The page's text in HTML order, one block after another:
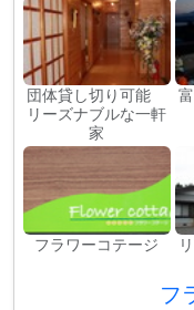
団体貸し切り可能
リーズナブルな一軒
家
フラワーコテージ
フ